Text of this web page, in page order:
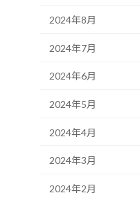
2024年8月
2024年7月
2024年6月
2024年5月
2024年4月
2024年3月
2024年2月